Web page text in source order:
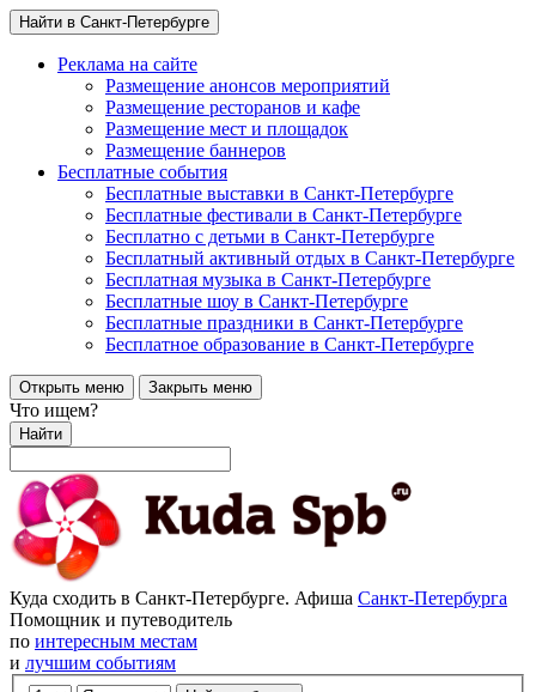
Найти в Санкт-Петербурге
Реклама на сайте
Размещение анонсов мероприятий
Размещение ресторанов и кафе
Размещение мест и площадок
Размещение баннеров
Бесплатные события
Бесплатные выставки в Санкт-Петербурге
Бесплатные фестивали в Санкт-Петербурге
Бесплатно с детьми в Санкт-Петербурге
Бесплатный активный отдых в Санкт-Петербурге
Бесплатная музыка в Санкт-Петербурге
Бесплатные шоу в Санкт-Петербурге
Бесплатные праздники в Санкт-Петербурге
Бесплатное образование в Санкт-Петербурге
Открыть меню Закрыть меню
Что ищем?
Найти
Куда сходить в Санкт-Петербурге. Афиша Санкт-Петербурга
Помощник и путеводитель
по интересным местам
и лучшим событиям